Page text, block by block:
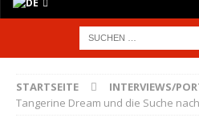
STARTSEITE INTERVIEWS/
Tangerine Dream und die Suche